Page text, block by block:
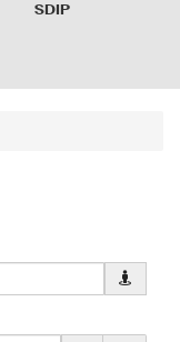
SDIP
дані
для